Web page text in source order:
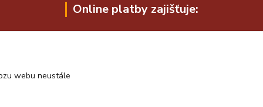
Online platby zajišťuje:
webu neustále